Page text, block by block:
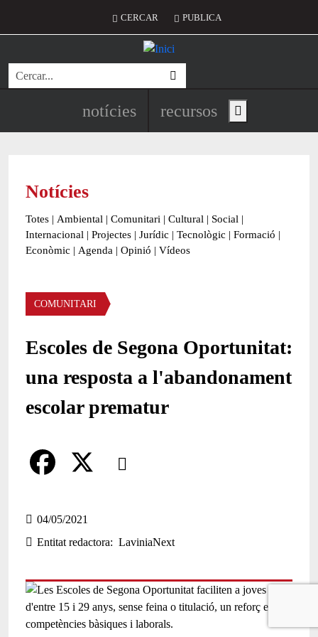
Menú del compte d'usuari
CERCAR PUBLICA
Cerca
Navegació principal de
notícies recursos Show main menu
Notícies
Totes | Ambiental | Comunitari | Cultural | Social |
Internacional | Projectes | Jurídic | Tecnològic | Formació |
Econòmic | Agenda | Opinió | Vídeos
Àmbit de la notícia
COMUNITARI
Escoles de Segona Oportunitat:
una resposta a l'abandonament
escolar prematur
Comparteix
a
c
b
o
04/05/2021
Entitat redactora
LaviniaNext